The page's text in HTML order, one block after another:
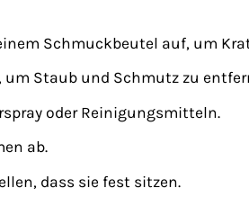
Schmuckbeutel auf, um
Staub und Schmutz zu
oder Reinigungsmitteln.
ab.
dass sie fest sitzen.